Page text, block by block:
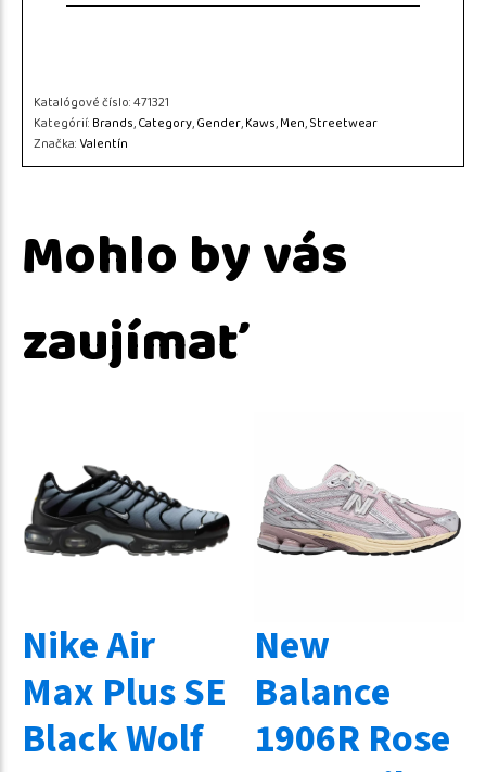
Katalógové číslo:471321
Kategórií:Brands,Category,Gender,Kaws,Men,Streetwear
Značka:Valentín
Mohlo by vás
zaujímať
Nike Air
Max Plus SE
Black Wolf
New
Balance
1906R Rose